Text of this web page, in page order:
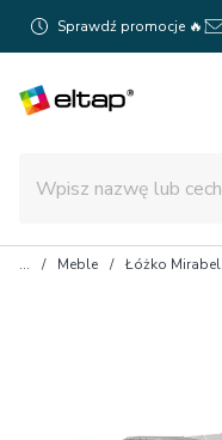
Sprawdź promocje 🔥
Meble Łóżko Mirabel